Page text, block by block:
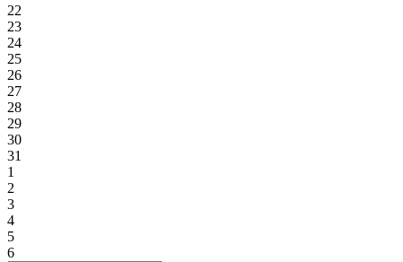
22
23
24
25
26
27
28
29
30
31
1
2
3
4
5
6